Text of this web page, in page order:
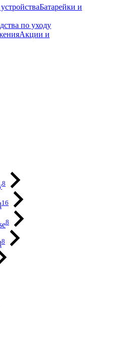
Батарейки и
по уходу
Акции и
8
16
8
8